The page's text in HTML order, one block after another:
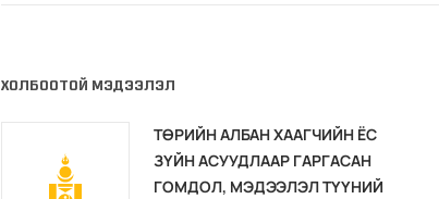
ХОЛБООТОЙ МЭДЭЭЛЭЛ
ТӨРИЙН АЛБАН ХААГЧИЙН ЁС
ЗҮЙН АСУУДЛААР ГАРГАСАН
ГОМДОЛ, МЭДЭЭЛЭЛ ТҮҮНИЙ